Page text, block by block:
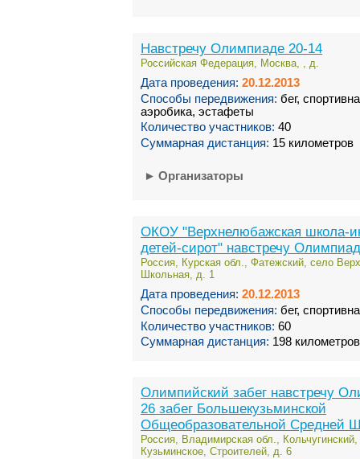
Навстречу Олимпиаде 20-14
Российская Федерация, Москва, , д.
Дата проведения: 20.12.2013
Способы передвижения: бег,
аэробика, эстафеты
Количество участников: 40
Суммарная дистанция: 15 километров
► Организаторы
ОКОУ "Верхнелюбажская школа-
детей-сирот" навстречу
Россия, Курская обл., Фатежский, село
Школьная, д. 1
Дата проведения: 20.12.2013
Способы передвижения: бег,
Количество участников: 60
Суммарная дистанция: 198 километров
Олимпийский забег навстречу
26 забег Большекузьминской
Общеобразовательной Средней
Россия, Владимирская обл.,
Кузьминское, Строителей, д. 6